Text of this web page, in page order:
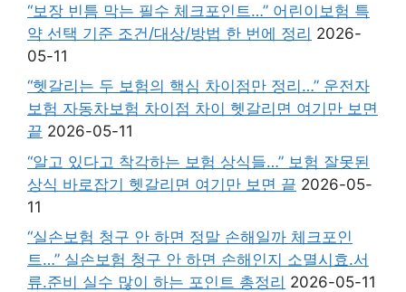
“보장 빈틈 막는 필수 체크포인트…” 어린이보험 특
약 선택 기준 조건/대상/방법 한 번에 정리 2026-
05-11
“헷갈리는 두 보험의 핵심 차이점만 정리…” 운전자
보험 자동차보험 차이점 차이 헷갈리면 여기만 보면
끝 2026-05-11
“알고 있다고 착각하는 보험 상식들…” 보험 잘못된
상식 바로잡기 헷갈리면 여기만 보면 끝 2026-05-
11
“실손보험 청구 안 하면 정말 손해일까 체크포인
트…” 실손보험 청구 안 하면 손해인지 소멸시효.서
류.준비 실수 많이 하는 포인트 총정리 2026-05-11